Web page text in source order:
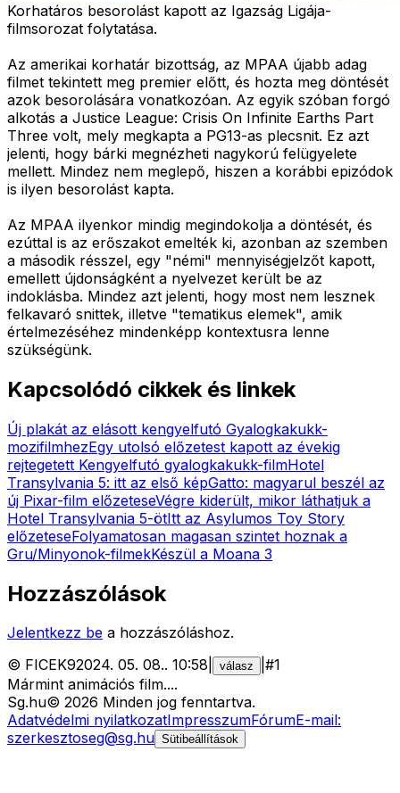
Korhatáros besorolást kapott az Igazság Ligája-
filmsorozat folytatása.
Az amerikai korhatár bizottság, az MPAA újabb adag
filmet tekintett meg premier előtt, és hozta meg döntését
azok besorolására vonatkozóan. Az egyik szóban forgó
alkotás a Justice League: Crisis On Infinite Earths Part
Three volt, mely megkapta a PG13-as plecsnit. Ez azt
jelenti, hogy bárki megnézheti nagykorú felügyelete
mellett. Mindez nem meglepő, hiszen a korábbi epizódok
is ilyen besorolást kapta.
Az MPAA ilyenkor mindig megindokolja a döntését, és
ezúttal is az erőszakot emelték ki, azonban az szemben
a második résszel, egy "némi" mennyiségjelzőt kapott,
emellett újdonságként a nyelvezet került be az
indoklásba. Mindez azt jelenti, hogy most nem lesznek
felkavaró snittek, illetve "tematikus elemek", amik
értelmezéséhez mindenképp kontextusra lenne
szükségünk.
Kapcsolódó cikkek és linkek
Új plakát az elásott kengyelfutó Gyalogkakukk-
mozifilmhezEgy utolsó előzetest kapott az évekig
rejtegetett Kengyelfutó gyalogkakukk-filmHotel
Transylvania 5: itt az első képGatto: magyarul beszél az
új Pixar-film előzeteseVégre kiderült, mikor láthatjuk a
Hotel Transylvania 5-ötItt az Asylumos Toy Story
előzeteseFolyamatosan magasan szintet hoznak a
Gru/Minyonok-filmekKészül a Moana 3
Hozzászólások
Jelentkezz be a hozzászóláshoz.
© FICEK92024. 05. 08.. 10:58 válasz #1
Mármint animációs film....
Sg.hu© 2026 Minden jog fenntartva.
Adatvédelmi nyilatkozatImpresszumFórumE-mail:
szerkesztoseg@sg.hu Sütibeállítások